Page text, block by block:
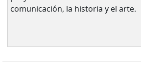
comunicación, la historia y el arte.